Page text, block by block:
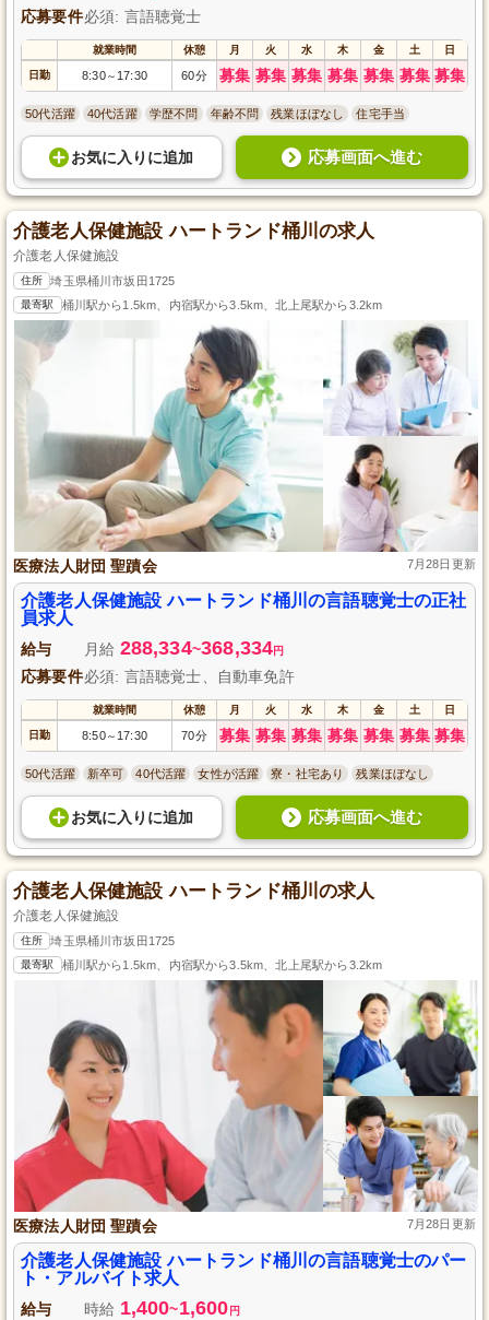
応募要件必須: 言語聴覚士
就業時間 休憩 月 火 水 木 金 土 日
日勤 8:30～ 17:30 60分 募集 募集 募集 募集 募集 募集 募集
50代活躍 40代活躍 学歴不問 年齢不問 残業ほぼなし 住宅手当
お気に入り に追加 応募画面へ進む
介護老人保健施設 ハートランド桶川の求人
介護老人保健施設
住所 埼玉県桶川市坂田1725
最寄駅 桶川駅から1.5km、内宿駅から3.5km、北上尾駅から3.2km
医療法人財団 聖蹟会 7月28日更新
介護老人保健施設 ハートランド桶川の言語聴覚士の正社
員求人
給与 月給 288,334~368,334円
応募要件必須: 言語聴覚士、自動車免許
就業時間 休憩 月 火 水 木 金 土 日
日勤 8:50～ 17:30 70分 募集 募集 募集 募集 募集 募集 募集
50代活躍 新卒可 40代活躍 女性が活躍 寮・社宅あり 残業ほぼなし
お気に入り に追加 応募画面へ進む
介護老人保健施設 ハートランド桶川の求人
介護老人保健施設
住所 埼玉県桶川市坂田1725
最寄駅 桶川駅から1.5km、内宿駅から3.5km、北上尾駅から3.2km
医療法人財団 聖蹟会 7月28日更新
介護老人保健施設 ハートランド桶川の言語聴覚士のパー
ト・アルバイト求人
給与 時給 1,400~1,600 円